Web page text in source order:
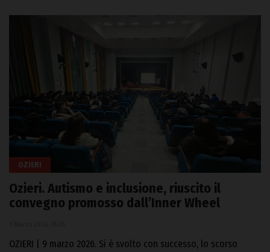
OZIERI
Ozieri. Autismo e inclusione, riuscito il
convegno promosso dall’Inner Wheel
OZIERI | 9 marzo 2026. Si è svolto con successo, lo scorso